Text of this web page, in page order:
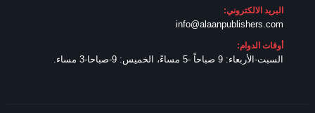
البريد الالكتروني:
info@alaanpublishers.com
أوقات الدوام:
السبت-الأربعاء: 9 صباحاً -5 مساءً، الخميس: 9-صباحا-3 مساء.